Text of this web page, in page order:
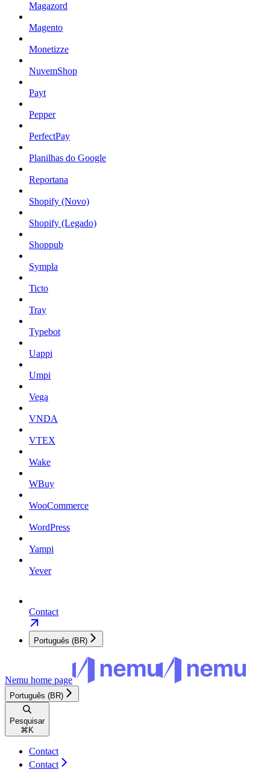
Magazord
Magento
Monetizze
NuvemShop
Payt
Pepper
PerfectPay
Planilhas do Google
Reportana
Shopify (Novo)
Shopify (Legado)
Shoppub
Sympla
Ticto
Tray
Typebot
Uappi
Umpi
Vega
VNDA
VTEX
Wake
WBuy
WooCommerce
WordPress
Yampi
Yever
Contact
Português (BR)
Nemu home page
Português (BR)
Pesquisar
⌘ K
Contact
Contact